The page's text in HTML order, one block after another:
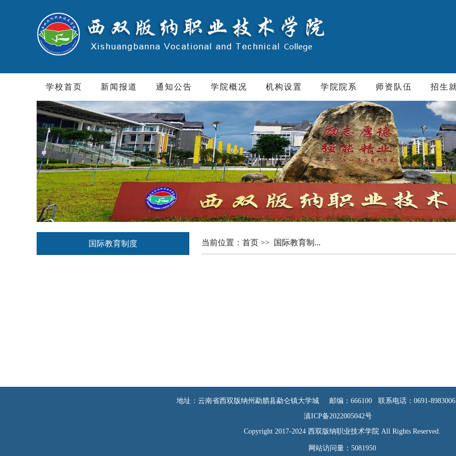
学校首页 新闻报道 通知公告 学院概况 机构设置 学院院系 师资队伍 招生
国际教育制度 当前位置： 首页 >> 国际教育制...
地址：云南省西双版纳州勐腊县勐仑镇大学城 邮编：666100 联系电话：0691-
滇ICP备2022005042号
Copyright 2017-2024 西双版纳职业技术学院 All Rights Reserved.
网站访问量： 5081950